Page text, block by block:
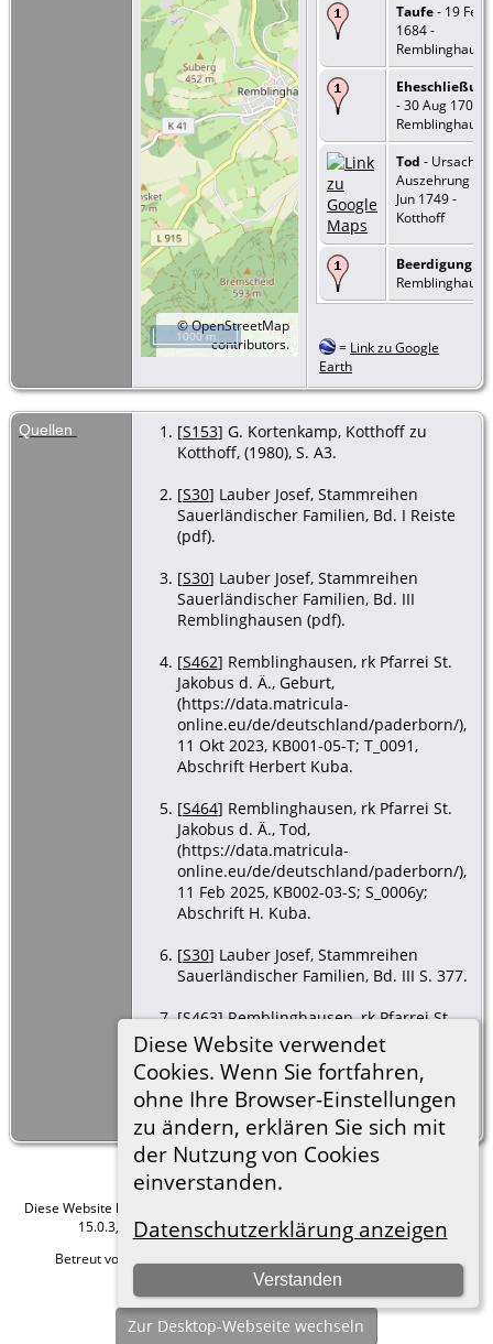
Diese Website verwendet
Cookies. Wenn Sie fortfahren,
ohne Ihre Browser-Einstellungen
zu ändern, erklären Sie sich mit
der Nutzung von Cookies
einverstanden.
Datenschutzerklärung anzeigen
Verstanden
©OpenStreetMap
contributors.
1000 m
Taufe- 19 Feb
1684 -
Eheschließung
- 30 Aug 1702 -
Tod - Ursache:
Auszehrung -
Jun 1749 -
Kotthoff
Beerdigung
= Link zu Google
Earth
Quellen [S153] G. Kortenkamp, Kotthoff zu
Kotthoff, (1980), S. A3.
[S30] Lauber Josef, Stammreihen
Sauerländischer Familien, Bd. I Reiste
(pdf).
[S30] Lauber Josef, Stammreihen
Sauerländischer Familien, Bd. III
Remblinghausen (pdf).
[S462] Remblinghausen, rk Pfarrei St.
Jakobus d. Ä., Geburt,
(https://data.matricula-
online.eu/de/deutschland/paderborn/),
11 Okt 2023, KB001-05-T; T_0091,
Abschrift Herbert Kuba.
[S464] Remblinghausen, rk Pfarrei St.
Jakobus d. Ä., Tod,
(https://data.matricula-
online.eu/de/deutschland/paderborn/),
11 Feb 2025, KB002-03-S; S_0006y;
Abschrift H. Kuba.
[S30] Lauber Josef, Stammreihen
Sauerländischer Familien, Bd. III S. 377.
[S463] Remblinghausen, rk Pfarrei St.
Jakobus d. Ä., Heirat,
(https://data.matricula-
online.eu/de/deutschland/paderborn/),
11 Okt 2023, KB001-06-H; H_0181,
Abschrift Herbert Kuba.
Diese Website läuft mit
15.0.3, programmiert von Darrin Lythgoe © 2001-2026.
Betreut von
Hier geht es zum Impressum
Zur Desktop-Webseite wechseln